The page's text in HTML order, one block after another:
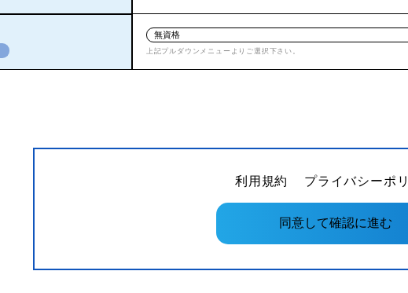
上記プルダウンメニューよりご選択下さい。
利用規約 プライバシーポ